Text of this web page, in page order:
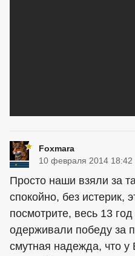
Foxmara
10 февраля 2014 18:42
Просто наши взяли за
спокойно, без истерик,
посмотрите, весь 13
одерживали победу за
смутная надежда, что у